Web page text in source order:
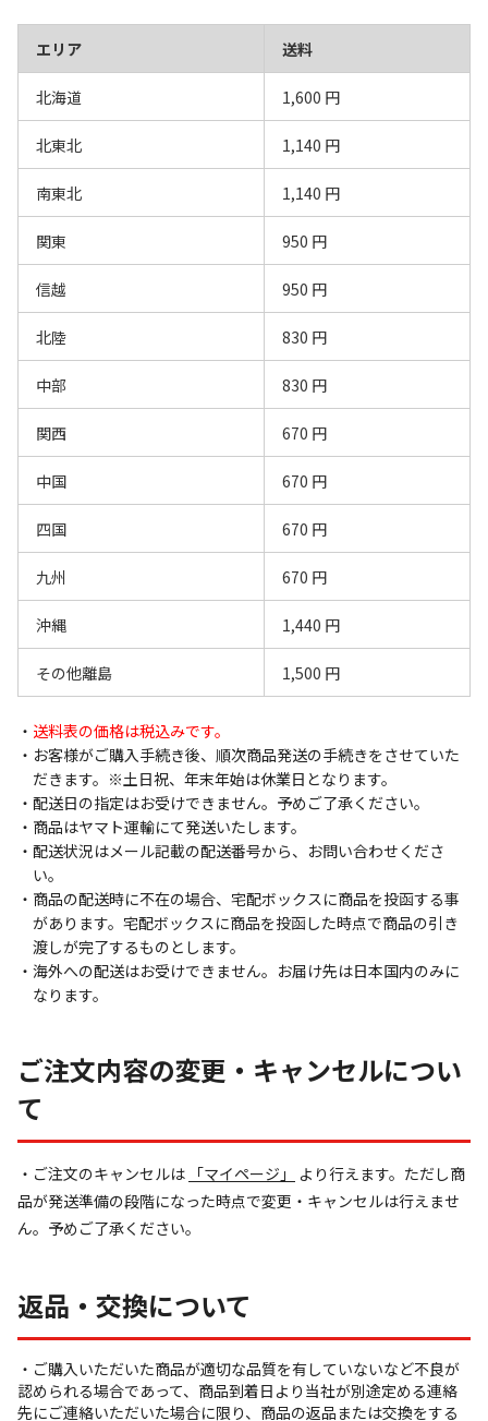
エリア 送料
北海道 1,600 円
北東北 1,140 円
南東北 1,140 円
関東 950 円
信越 950 円
北陸 830 円
中部 830 円
関西 670 円
中国 670 円
四国 670 円
九州 670 円
沖縄 1,440 円
その他離島 1,500 円
送料表の価格は税込みです。
お客様がご購入手続き後、順次商品発送の手続きをさせていた
だきます。※土日祝、年末年始は休業日となります。
配送日の指定はお受けできません。予めご了承ください。
商品はヤマト運輸にて発送いたします。
配送状況はメール記載の配送番号から、お問い合わせくださ
い。
商品の配送時に不在の場合、宅配ボックスに商品を投函する事
があります。宅配ボックスに商品を投函した時点で商品の引き
渡しが完了するものとします。
海外への配送はお受けできません。お届け先は日本国内のみに
なります。
ご注文内容の変更・キャンセルについ
て
・ご注文のキャンセルは 「マイページ」
より行えます。ただし商
品が発送準備の段階になった時点で変更・キャンセルは行えませ
ん。予めご了承ください。
返品・交換について
・ご購入いただいた商品が適切な品質を有していないなど不良が
認められる場合であって、商品到着日より当社が別途定める連絡
先にご連絡いただいた場合に限り、商品の返品または交換をする